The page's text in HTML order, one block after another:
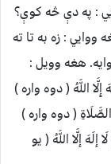
: په دې څه كوې؟
: زه به تا ته
هغه وويل :
اللَّهُ ( دوه واره )
( دوه واره )
إلَّا اللَّهُ ( يو